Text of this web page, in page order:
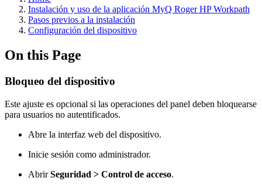
Instalación y uso de la aplicación MyQ Roger HP Workpath
Pasos previos a la instalación
Configuración del dispositivo
On this Page
Bloqueo del dispositivo
Este ajuste es opcional si las operaciones del panel deben bloquearse
para usuarios no autentificados.
Abre la interfaz web del dispositivo.
Inicie sesión como administrador.
AbrirSeguridad > Control de acceso.